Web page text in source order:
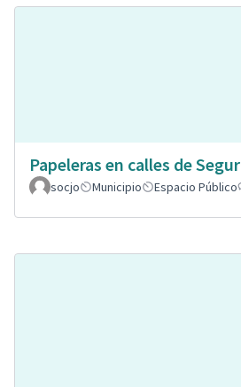
Papeleras en calles de Segur
socjo
Municipio Espacio Público